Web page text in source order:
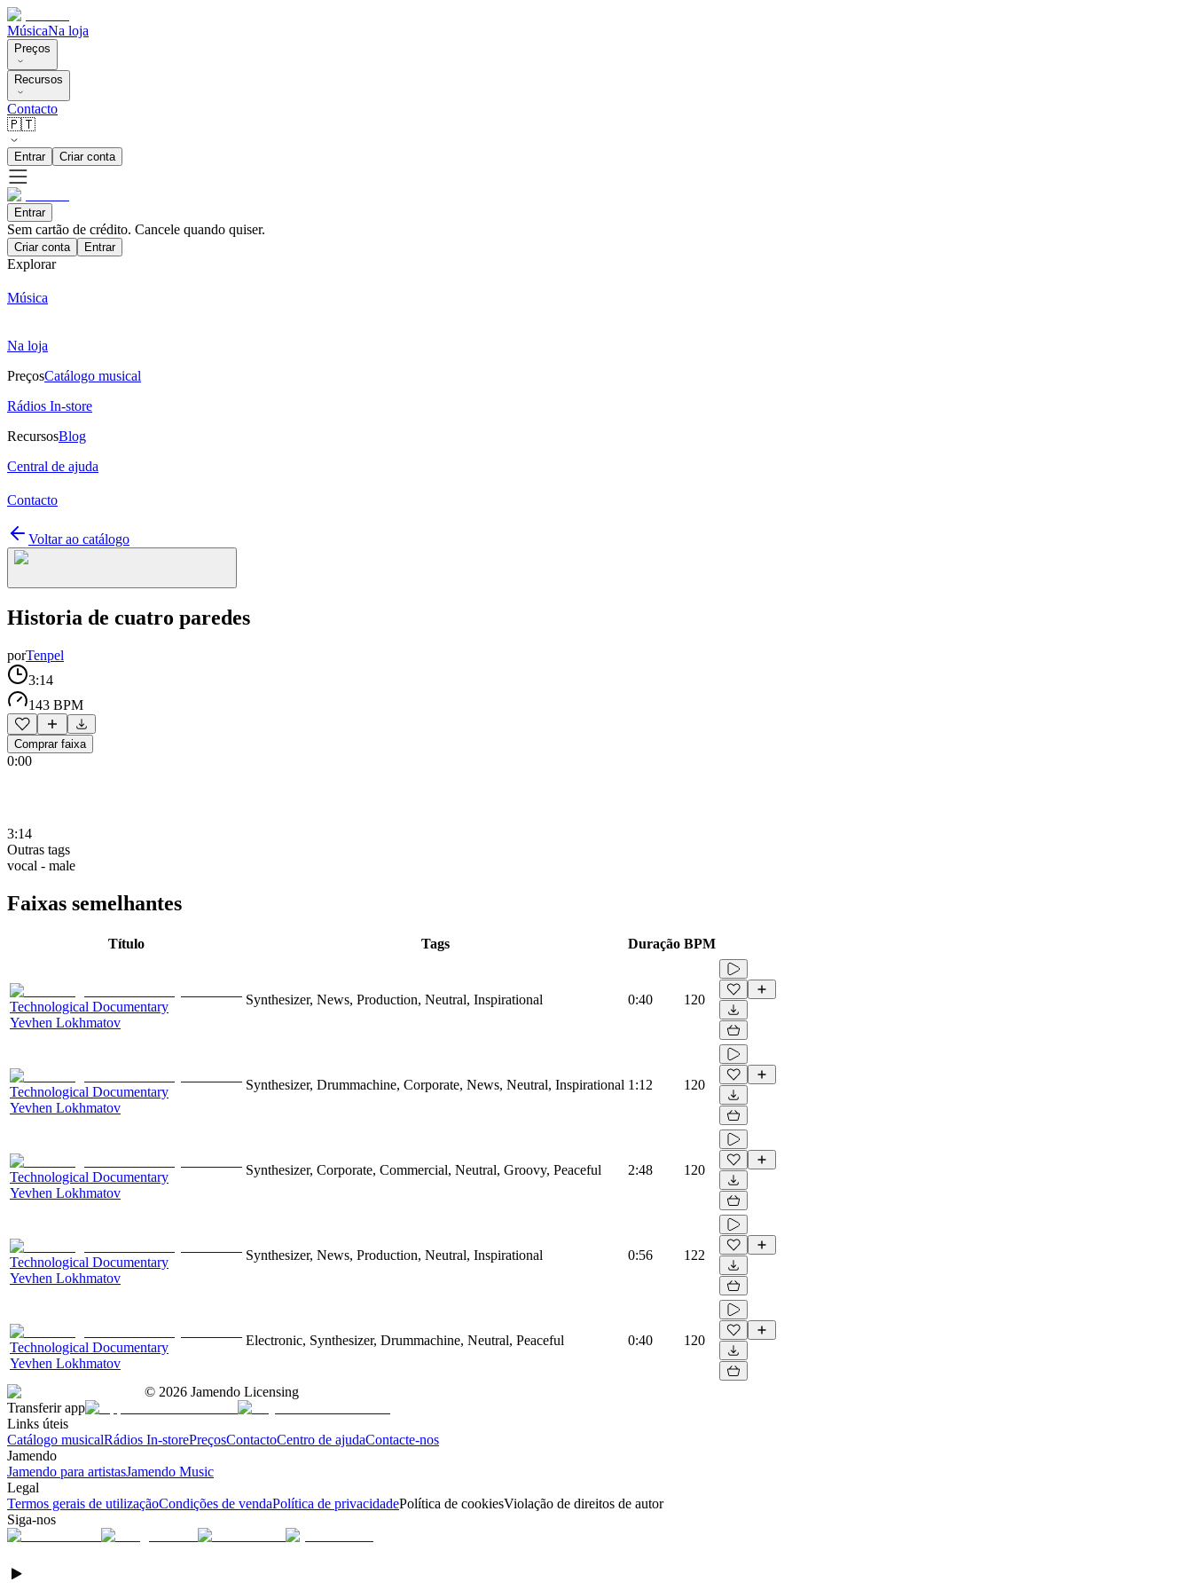
MúsicaNa loja
Preços
Recursos
Contacto
🇵🇹
Entrar Criar conta
Entrar
Sem cartão de crédito. Cancele quando quiser.
Criar conta Entrar
Explorar
Música
Na loja
PreçosCatálogo musical
Rádios In-store
RecursosBlog
Central de ajuda
Contacto
Voltar ao catálogo
Historia de cuatro paredes
porTenpel
3:14
143 BPM
Comprar faixa
0:00
3:14
Outras tags
vocal - male
Faixas semelhantes
Título Tags Duração BPM
Technological Documentary
Yevhen Lokhmatov
Synthesizer, News, Production, Neutral, Inspirational 0:40 120
Technological Documentary
Yevhen Lokhmatov
Synthesizer, Drummachine, Corporate, News, Neutral, Inspirational 1:12 120
Technological Documentary
Yevhen Lokhmatov
Synthesizer, Corporate, Commercial, Neutral, Groovy, Peaceful 2:48 120
Technological Documentary
Yevhen Lokhmatov
Synthesizer, News, Production, Neutral, Inspirational 0:56 122
Technological Documentary
Yevhen Lokhmatov
Electronic, Synthesizer, Drummachine, Neutral, Peaceful 0:40 120
© 2026 Jamendo Licensing
Transferir app
Links úteis
Catálogo musicalRádios In-storePreçosContactoCentro de ajudaContacte-nos
Jamendo
Jamendo para artistasJamendo Music
Legal
Termos gerais de utilizaçãoCondições de vendaPolítica de privacidadePolítica de cookiesViolação de direitos de autor
Siga-nos